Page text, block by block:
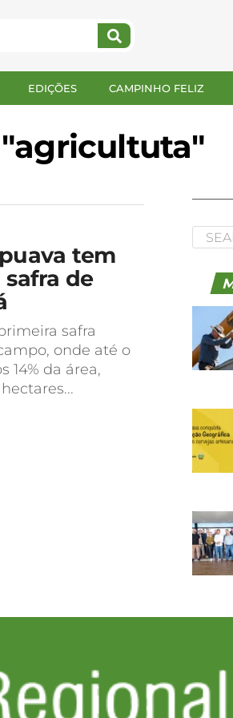
EDIÇÕES CAMPINHO FELIZ
tem
safra de
safra
onde até o
14% da área,